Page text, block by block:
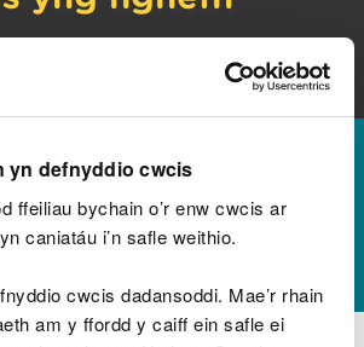
yn defnyddio cwcis
ffeiliau bychain o’r enw cwcis ar
caniatáu i’n safle weithio.
cwcis dadansoddi. Mae’r rhain
am y ffordd y caiff ein safle ei
Gwiriwch y cyngor
>Chwiliwch am adnoddau
data